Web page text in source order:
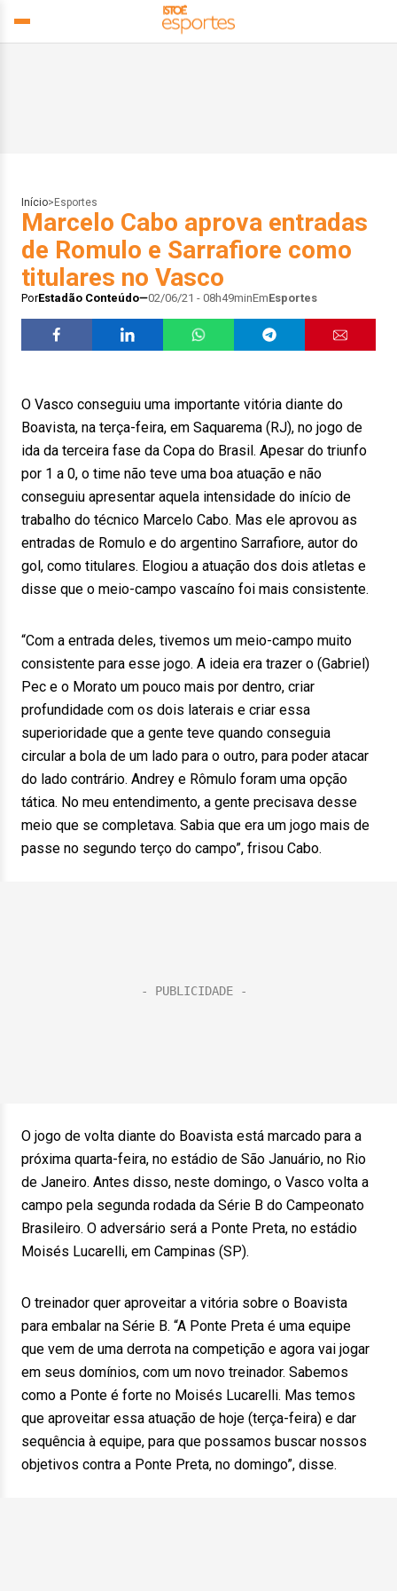
Início> Esportes
Marcelo Cabo aprova entradas
de Romulo e Sarrafiore como
titulares no Vasco
PorEstadão Conteúdo 02/06/21 - 08h49minEmEsportes
O Vasco conseguiu uma importante vitória diante do
Boavista, na terça-feira, em Saquarema (RJ), no jogo de
ida da terceira fase da Copa do Brasil. Apesar do triunfo
por 1 a 0, o time não teve uma boa atuação e não
conseguiu apresentar aquela intensidade do início de
trabalho do técnico Marcelo Cabo. Mas ele aprovou as
entradas de Romulo e do argentino Sarrafiore, autor do
gol, como titulares. Elogiou a atuação dos dois atletas e
disse que o meio-campo vascaíno foi mais consistente.
“Com a entrada deles, tivemos um meio-campo muito
consistente para esse jogo. A ideia era trazer o (Gabriel)
Pec e o Morato um pouco mais por dentro, criar
profundidade com os dois laterais e criar essa
superioridade que a gente teve quando conseguia
circular a bola de um lado para o outro, para poder atacar
do lado contrário. Andrey e Rômulo foram uma opção
tática. No meu entendimento, a gente precisava desse
meio que se completava. Sabia que era um jogo mais de
passe no segundo terço do campo”, frisou Cabo.
O jogo de volta diante do Boavista está marcado para a
próxima quarta-feira, no estádio de São Januário, no Rio
de Janeiro. Antes disso, neste domingo, o Vasco volta a
campo pela segunda rodada da Série B do Campeonato
Brasileiro. O adversário será a Ponte Preta, no estádio
Moisés Lucarelli, em Campinas (SP).
O treinador quer aproveitar a vitória sobre o Boavista
para embalar na Série B. “A Ponte Preta é uma equipe
que vem de uma derrota na competição e agora vai jogar
em seus domínios, com um novo treinador. Sabemos
como a Ponte é forte no Moisés Lucarelli. Mas temos
que aproveitar essa atuação de hoje (terça-feira) e dar
sequência à equipe, para que possamos buscar nossos
objetivos contra a Ponte Preta, no domingo”, disse.